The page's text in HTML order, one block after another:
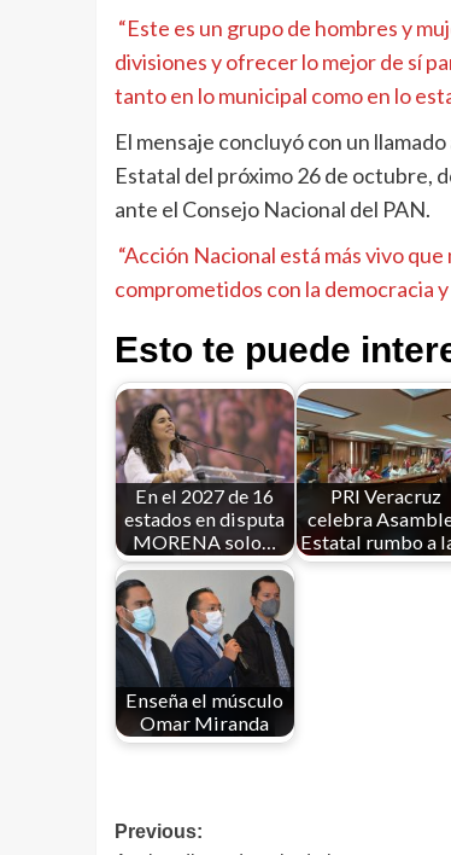
“Este es un grupo de hombres y
divisiones y ofrecer lo mejor de sí
tanto en lo municipal como en lo
El mensaje concluyó con un
Estatal del próximo 26 de octubre,
ante el Consejo Nacional del PAN.
“Acción Nacional está más vivo
comprometidos con la democracia
Esto te puede
En el 2027 de 16
estados en disputa
MORENA solo…
PRI Veracruz
celebra
Estatal rumbo a
Enseña el músculo
Omar Miranda
Previous: